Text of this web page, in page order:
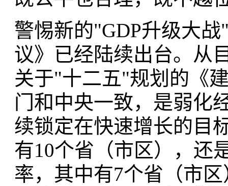
警惕新的"GDP升级大
议》已经陆续出台。从
关于"十二五"规划的《
门和中央一致，是弱化
续锁定在快速增长的目
有10个省（市区），还
率，其中有7个省（市